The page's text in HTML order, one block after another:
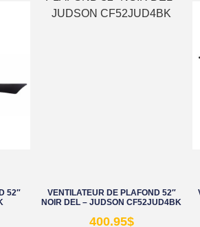
52″
VENTILATEUR DE PLAFOND 52″
NOIR DEL – JUDSON CF52JUD4BK
400.95$